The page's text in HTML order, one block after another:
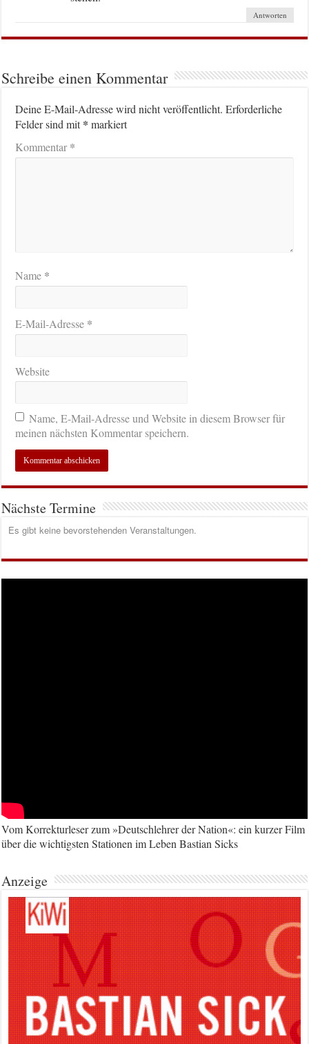
Antworten
Schreibe einen Kommentar
Deine E-Mail-Adresse wird nicht veröffentlicht. Erforderliche
Felder sind mit* markiert
Kommentar*
Name *
E-Mail-Adresse *
Website
Name, E-Mail-Adresse und Website in diesem Browser für
meinen nächsten Kommentar speichern.
Nächste Termine
Es gibt keine bevorstehenden Veranstaltungen.
Vom Korrekturleser zum »Deutschlehrer der Nation«: ein kurzer Film
über die wichtigsten Stationen im Leben Bastian Sicks
Anzeige